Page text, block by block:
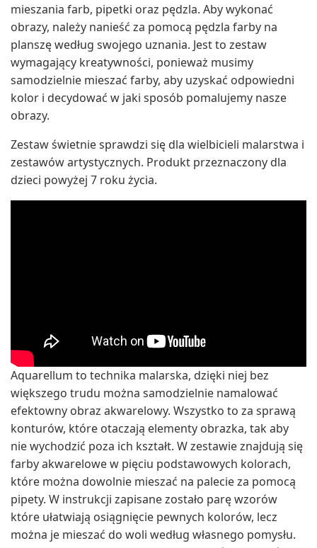
mieszania farb, pipetki oraz pędzla. Aby wykonać
obrazy, należy nanieść za pomocą pędzla farby na
planszę według swojego uznania. Jest to zestaw
wymagający kreatywności, ponieważ musimy
samodzielnie mieszać farby, aby uzyskać odpowiedni
kolor i decydować w jaki sposób pomalujemy nasze
obrazy.
Zestaw świetnie sprawdzi się dla wielbicieli malarstwa i
zestawów artystycznych. Produkt przeznaczony dla
dzieci powyżej 7 roku życia.
Aquarellum to technika malarska, dzięki niej bez
większego trudu można samodzielnie namalować
efektowny obraz akwarelowy. Wszystko to za sprawą
konturów, które otaczają elementy obrazka, tak aby
nie wychodzić poza ich kształt. W zestawie znajdują się
farby akwarelowe w pięciu podstawowych kolorach,
które można dowolnie mieszać na palecie za pomocą
pipety. W instrukcji zapisane zostało parę wzorów
które ułatwiają osiągnięcie pewnych kolorów, lecz
można je mieszać do woli według własnego pomysłu.